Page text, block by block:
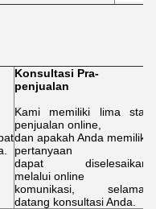
Konsultasi Pra-
penjualan
Kami memiliki lima staf
penjualan online,
dan apakah Anda memiliki
pertanyaan
dapat diselesaikan
melalui online
komunikasi, selamat
datang konsultasi Anda.